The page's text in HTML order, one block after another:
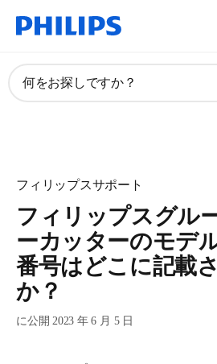
何をお探しですか？
フィリップスサポート
フィリップスグル
ーカッターのモデ
番号はどこに記載
か？
に公開 2023 年 6 月 5 日